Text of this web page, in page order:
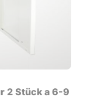
2 Stück a 6-9